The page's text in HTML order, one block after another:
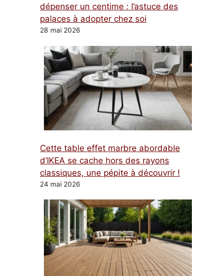
dépenser un centime : l’astuce des
palaces à adopter chez soi
28 mai 2026
Cette table effet marbre abordable
d’IKEA se cache hors des rayons
classiques, une pépite à découvrir !
24 mai 2026